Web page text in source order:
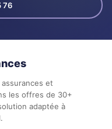
76
et
les offres de 30+
adaptée à